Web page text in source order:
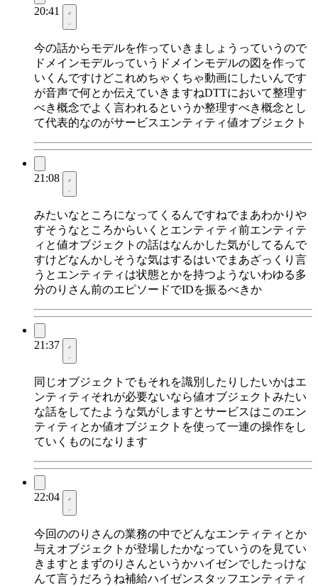
20:41
今の話からモデルを作っていきましょうっていうので
ドメインモデルっていうドメインモデルの図を作って
いくんですけどこれめちゃくちゃ動画にしたいんです
が音声で何とか伝えていきますねDTTにおいて整理す
べき概念でよく言われるというか整理すべき概念とし
て代表的なのがサービスエンティティ値オブジェクト
21:08
みたいなところになってくるんですねでまあわかりや
すそうなところからいくとエンティティ前エンティテ
ィと値オブジェクトの話はなんかした気がしてるんで
すけどなんかしそうな気はするはいでまあざっくり言
うとエンティティは状態とかを持つようないわゆる多
分のりさん前のエピソードでIDを振るべきか
21:37
同じオブジェクトでもそれを識別したりしたいかはエ
ンティティそれが必要ないなら値オブジェクトみたい
な話をしてたような気がしますとサービスはこのエン
ティティとか値オブジェクトを使って一連の操作をし
ていくものになります
22:04
今回ののりさんの業務の中でどんなエンティティとか
与えオブジェクトが登場したかなっていうのを見てい
きますとまずのりさんというかハイゼンでしたっけな
んて言うだろうね補給ハイゼンスタッフエンティティ